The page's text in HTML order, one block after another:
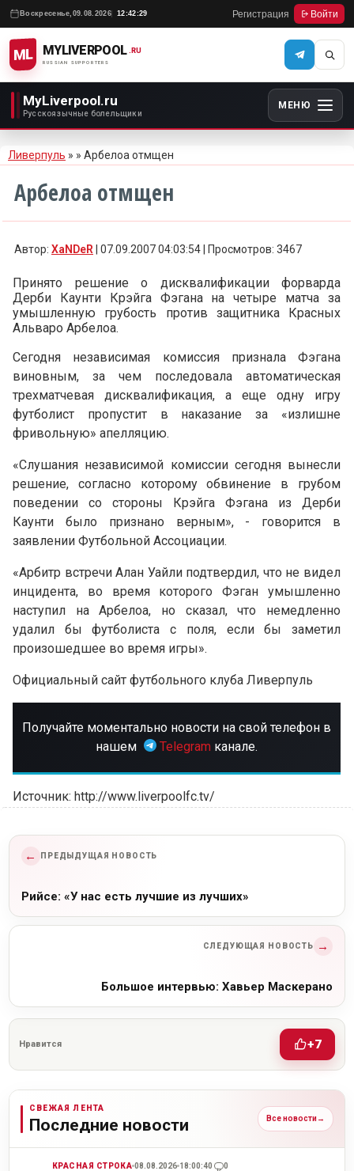
Воскресенье, 09.08.2026 12:42:29 Регистрация Войти
ML MYLIVERPOOL
RUSSIAN SUPPORTERS
.RU
MyLiverpool.ru
Русскоязычные болельщики
МЕНЮ
Ливерпуль » » Арбелоа отмщен
Арбелоа отмщен
Автор: XaNDeR | 07.09.2007 04:03:54 | Просмотров: 3467
Принято решение о дисквалификации форварда
Дерби Каунти Крэйга Фэгана на четыре матча за
умышленную грубость против защитника Красных
Альваро Арбелоа.
Сегодня независимая комиссия признала Фэгана
виновным, за чем последовала автоматическая
трехматчевая дисквалификация, а еще одну игру
футболист пропустит в наказание за «излишне
фривольную» апелляцию.
«Слушания независимой комиссии сегодня вынесли
решение, согласно которому обвинение в грубом
поведении со стороны Крэйга Фэгана из Дерби
Каунти было признано верным», - говорится в
заявлении Футбольной Ассоциации.
«Арбитр встречи Алан Уайли подтвердил, что не видел
инцидента, во время которого Фэган умышленно
наступил на Арбелоа, но сказал, что немедленно
удалил бы футболиста с поля, если бы заметил
произошедшее во время игры».
Официальный сайт футбольного клуба Ливерпуль
Получайте моментально новости на свой телефон в
нашем
Telegram канале.
Источник: http://www.liverpoolfc.tv/
← ПРЕДЫДУЩАЯ НОВОСТЬ
Рийсе: «У нас есть лучшие из лучших»
СЛЕДУЮЩАЯ НОВОСТЬ →
Большое интервью: Хавьер Маскерано
Нравится +7
СВЕЖАЯ ЛЕНТА
Последние новости Все новости→
КРАСНАЯ СТРОКА 08.08.2026 18:00:40 0